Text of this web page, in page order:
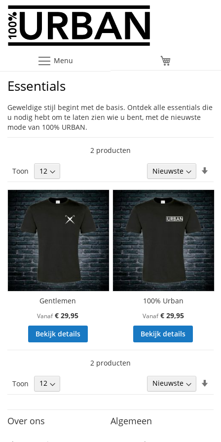
Menu
Essentials
Geweldige stijl begint met de basis. Ontdek alle essentials die
u nodig hebt om te laten zien wie u bent, met de nieuwste
mode van 100% URBAN.
2 producten
Toon
Gentlemen
Vanaf € 29,95
Bekijk details
100% Urban
Vanaf € 29,95
Bekijk details
2 producten
Toon
Over ons Algemeen